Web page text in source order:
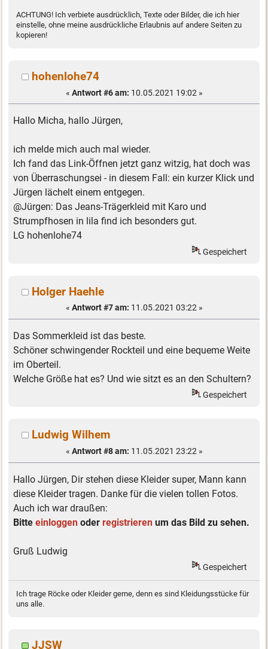
ACHTUNG! Ich verbiete ausdrücklich, Texte oder Bilder, die ich hier
einstelle, ohne meine ausdrückliche Erlaubnis auf andere Seiten zu
kopieren!
hohenlohe74
« Antwort #6 am: 10.05.2021 19:02 »
Hallo Micha, hallo Jürgen,
ich melde mich auch mal wieder.
Ich fand das Link-Öffnen jetzt ganz witzig, hat doch was
von Überraschungsei - in diesem Fall: ein kurzer Klick und
Jürgen lächelt einem entgegen.
@Jürgen: Das Jeans-Trägerkleid mit Karo und
Strumpfhosen in lila find ich besonders gut.
LG hohenlohe74
Gespeichert
Holger Haehle
« Antwort #7 am: 11.05.2021 03:22 »
Das Sommerkleid ist das beste.
Schöner schwingender Rockteil und eine bequeme Weite
im Oberteil.
Welche Größe hat es? Und wie sitzt es an den Schultern?
Gespeichert
Ludwig Wilhem
« Antwort #8 am: 11.05.2021 23:22 »
Hallo Jürgen, Dir stehen diese Kleider super, Mann kann
diese Kleider tragen. Danke für die vielen tollen Fotos.
Auch ich war draußen:
Bitteeinloggen oderregistrieren um das Bild zu sehen.
Gruß Ludwig
Gespeichert
Ich trage Röcke oder Kleider gerne, denn es sind Kleidungsstücke für
uns alle.
JJSW